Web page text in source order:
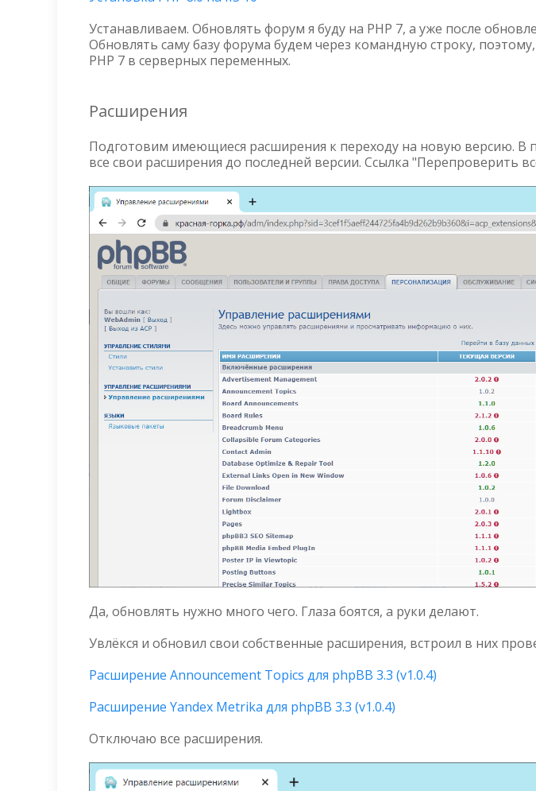
Устанавливаем. Обновлять форум я буду на PHP 7, а уже после
Обновлять саму базу форума будем через командную строку,
PHP 7 в серверных переменных.
Расширения
Подготовим имеющиеся расширения к переходу на новую версию. В
все свои расширения до последней версии. Ссылка "Перепроверить
Да, обновлять нужно много чего. Глаза боятся, а руки делают.
Увлёкся и обновил свои собственные расширения, встроил в них
Расширение Announcement Topics для phpBB 3.3 (v1.0.4)
Расширение Yandex Metrika для phpBB 3.3 (v1.0.4)
Отключаю все расширения.